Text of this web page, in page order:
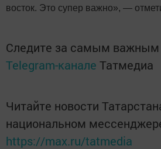
восток. Это супер важно», —
Следите за самым важным
Telegram-канале Татмедиа
Читайте новости
национальном
https://max.ru/tatmedia